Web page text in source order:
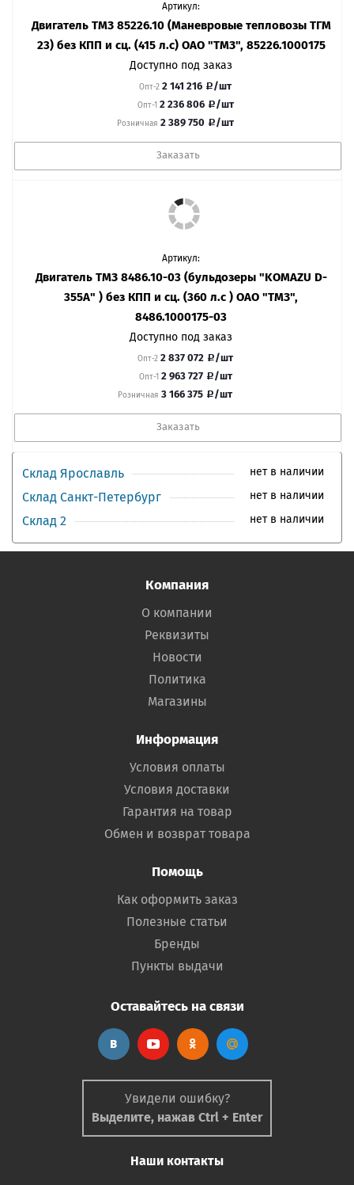
Артикул:
Двигатель ТМЗ 85226.10 (Маневровые тепловозы ТГМ
23) без КПП и сц. (415 л.с) ОАО "ТМЗ", 85226.1000175
Доступно под заказ
Опт-2 2 141 216 /шт
Опт-1 2 236 806 /шт
Розничная 2 389 750 /шт
Заказать
Артикул:
Двигатель ТМЗ 8486.10-03 (бульдозеры "KOMAZU D-
355А" ) без КПП и сц. (360 л.с ) ОАО "ТМЗ",
8486.1000175-03
Доступно под заказ
Опт-2 2 837 072 /шт
Опт-1 2 963 727 /шт
Розничная 3 166 375 /шт
Заказать
Склад Ярославль нет в наличии
Склад Санкт-Петербург нет в наличии
Склад 2 нет в наличии
Компания
О компании
Реквизиты
Новости
Политика
Магазины
Информация
Условия оплаты
Условия доставки
Гарантия на товар
Обмен и возврат товара
Помощь
Как оформить заказ
Полезные статьи
Бренды
Пункты выдачи
Оставайтесь на связи
Увидели ошибку?
Выделите, нажав Ctrl + Enter
Наши контакты